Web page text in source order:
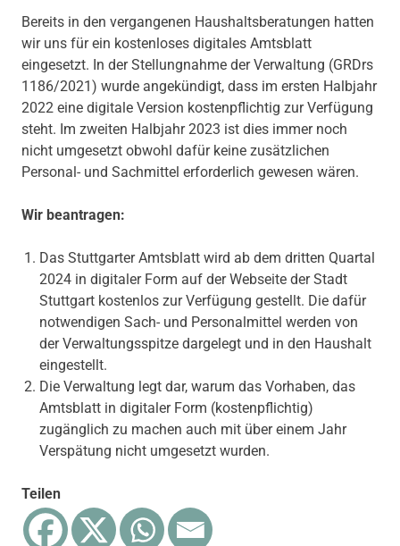
Bereits in den vergangenen Haushaltsberatungen hatten
wir uns für ein kostenloses digitales Amtsblatt
eingesetzt. In der Stellungnahme der Verwaltung (GRDrs
1186/2021) wurde angekündigt, dass im ersten Halbjahr
2022 eine digitale Version kostenpflichtig zur Verfügung
steht. Im zweiten Halbjahr 2023 ist dies immer noch
nicht umgesetzt obwohl dafür keine zusätzlichen
Personal- und Sachmittel erforderlich gewesen wären.
Wir beantragen:
Das Stuttgarter Amtsblatt wird ab dem dritten Quartal
2024 in digitaler Form auf der Webseite der Stadt
Stuttgart kostenlos zur Verfügung gestellt. Die dafür
notwendigen Sach- und Personalmittel werden von
der Verwaltungsspitze dargelegt und in den Haushalt
eingestellt.
Die Verwaltung legt dar, warum das Vorhaben, das
Amtsblatt in digitaler Form (kostenpflichtig)
zugänglich zu machen auch mit über einem Jahr
Verspätung nicht umgesetzt wurden.
Teilen